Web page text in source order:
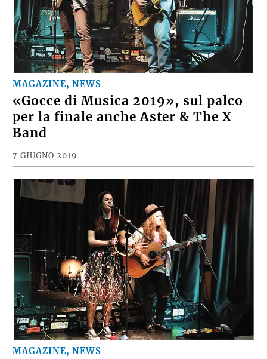
MAGAZINE, NEWS
«Gocce di Musica 2019», sul palco
per la finale anche Aster & The X
Band
7 GIUGNO 2019
MAGAZINE, NEWS